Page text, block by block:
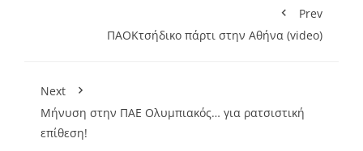
Prev
ΠΑΟΚτσήδικο πάρτι στην Αθήνα (video)
Next
Μήνυση στην ΠΑΕ Ολυμπιακός… για ρατσιστική
επίθεση!